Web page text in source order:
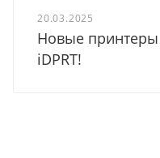
20.03.2025
Новые принтеры
iDPRT!